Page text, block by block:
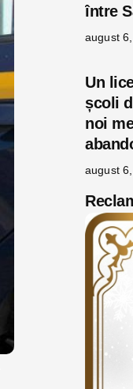
între
august
Un
școli
noi
august